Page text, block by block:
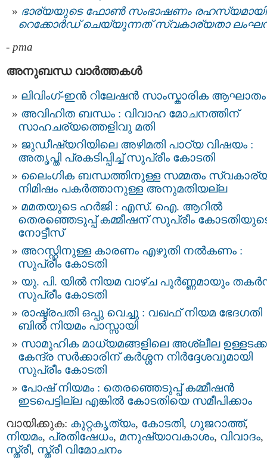
ഭാര്യയുടെ ഫോൺ സംഭാഷണം രഹസ്യമായി
റെക്കോർഡ് ചെയ്യുന്നത് സ്വകാര്യതാ
- pma
അനുബന്ധ വാര്‍ത്തകള്‍
ലിവിംഗ്-ഇൻ റിലേഷൻ സാംസ്കാരിക ആഘാതം
അവിഹിത ബന്ധം : വിവാഹ മോചനത്തിന്
സാഹചര്യത്തെളിവു മതി
ജുഡീഷ്യറിയിലെ അഴിമതി പാഠ്യ വിഷയം :
അതൃപ്തി പ്രകടിപ്പിച്ച് സുപ്രീം കോടതി
ലൈംഗിക ബന്ധത്തിനുള്ള സമ്മതം
നിമിഷം പകർത്താനുള്ള അനുമതിയല്ല
മമതയുടെ ഹർജി : എസ്. ഐ. ആറില്‍
തെരഞ്ഞെടുപ്പ്‌ കമ്മീഷന്‌ സുപ്രീം
നോട്ടീസ്‌
അറസ്റ്റിനുള്ള കാരണം എഴുതി നൽകണം :
സുപ്രീം കോടതി
യു. പി. യിൽ നിയമ വാഴ്ച പൂർണ്ണമായും
സുപ്രീം കോടതി
രാഷ്ട്രപതി ഒപ്പു വെച്ചു : വഖഫ് നിയമ ഭേദഗതി
ബില്‍ നിയമം പാസ്സായി
സാമൂഹിക മാധ്യമങ്ങളിലെ അശ്ലീല
കേന്ദ്ര സർക്കാരിന് കർശ്ശന നിർദ്ദേശവുമായി
സുപ്രീം കോടതി
പോഷ് നിയമം : തെരഞ്ഞെടുപ്പ് കമ്മീഷൻ
ഇടപെട്ടില്ല എങ്കിൽ കോടതിയെ സമീപിക്കാം
വായിക്കുക: കുറ്റകൃത്യം, കോടതി, ഗുജറാത്ത്,
നിയമം, പ്രതിഷേധം, മനുഷ്യാവകാശം, വിവാദം,
സ്ത്രീ, സ്ത്രീ വിമോചനം